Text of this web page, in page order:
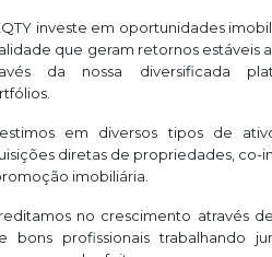
investe em oportunidades
que geram retornos estáveis
da nossa diversificada
em diversos tipos de
diretas de propriedades, co-
imobiliária.
no crescimento através
bons profissionais trabalhando